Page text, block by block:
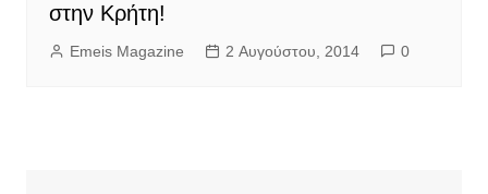
στην Κρήτη!
Emeis Magazine 2 Αυγούστου, 2014 0